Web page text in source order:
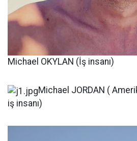
Michael OKYLAN (İş insanı)
Michael JORDAN (
iş insanı)